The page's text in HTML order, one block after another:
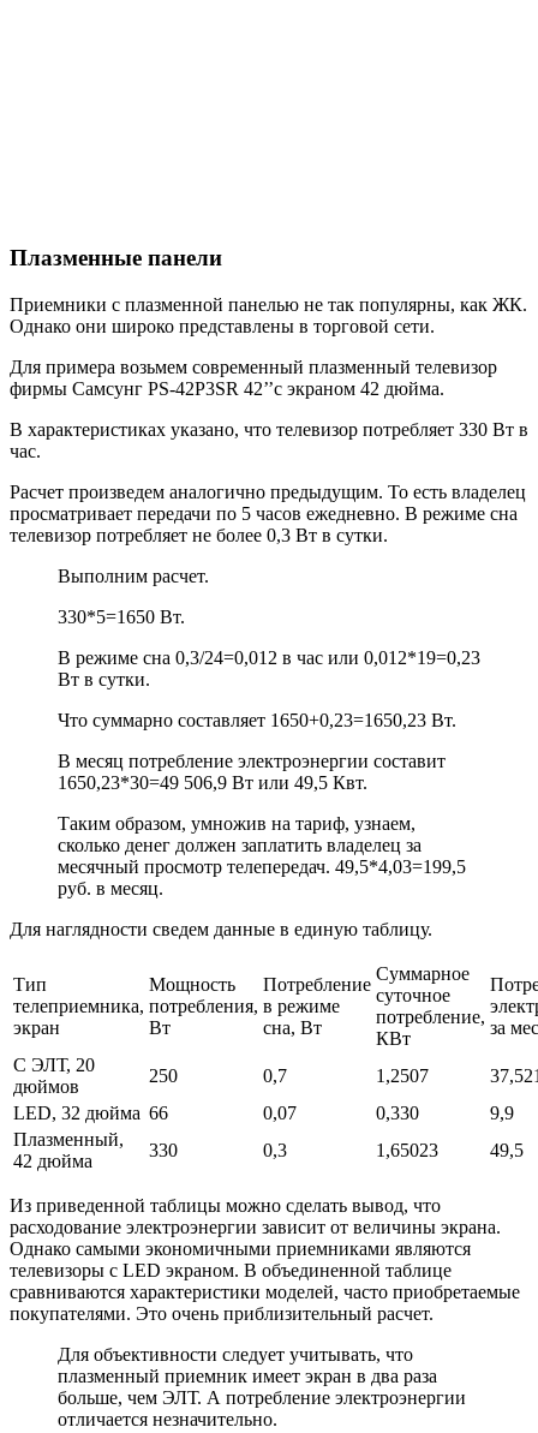
Плазменные панели
Приемники с плазменной панелью не так популярны, как ЖК.
Однако они широко представлены в торговой сети.
Для примера возьмем современный плазменный телевизор
фирмы Самсунг PS-42P3SR 42’’с экраном 42 дюйма.
В характеристиках указано, что телевизор потребляет 330 Вт в
час.
Расчет произведем аналогично предыдущим. То есть владелец
просматривает передачи по 5 часов ежедневно. В режиме сна
телевизор потребляет не более 0,3 Вт в сутки.
Выполним расчет.
330*5=1650 Вт.
В режиме сна 0,3/24=0,012 в час или 0,012*19=0,23
Вт в сутки.
Что суммарно составляет 1650+0,23=1650,23 Вт.
В месяц потребление электроэнергии составит
1650,23*30=49 506,9 Вт или 49,5 Квт.
Таким образом, умножив на тариф, узнаем,
сколько денег должен заплатить владелец за
месячный просмотр телепередач. 49,5*4,03=199,5
руб. в месяц.
Для наглядности сведем данные в единую таблицу.
Тип
телеприемника,
экран
Мощность
потребления,
Вт
Потребление
в режиме
сна, Вт
Суммарное
суточное
потребление,
КВт
за
С ЭЛТ, 20
дюймов
250 0,7 1,2507
LED, 32 дюйма 66 0,07 0,330
9,9
Плазменный,
42 дюйма
330 0,3 1,65023 49,5
Из приведенной таблицы можно сделать вывод, что
расходование электроэнергии зависит от величины экрана.
Однако самыми экономичными приемниками являются
телевизоры с LED экраном. В объединенной таблице
сравниваются характеристики моделей, часто приобретаемые
покупателями. Это очень приблизительный расчет.
Для объективности следует учитывать, что
плазменный приемник имеет экран в два раза
больше, чем ЭЛТ. А потребление электроэнергии
отличается незначительно.